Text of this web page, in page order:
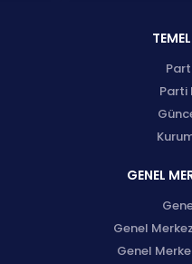
Parti
GENEL
Genel
Genel